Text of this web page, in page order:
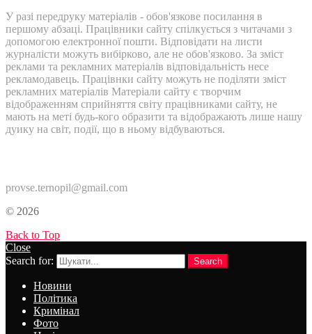
У разі передруку матеріалів - обов'язкове посилання в
першому абзаці. Працівники сайту спілкується з читачами з
допомогою електронної пошти. Відповідати на листи
журналісти можуть вибірково, але не обов'язково. За зміст
реклами та рекламних матеріалів відповідальність несе
рекламодавець. Працівнки сайту можуть не поділяти зміст
рекламних матеріалів Матеріали сайту є творчим
відображенням сприйняття світу працівниками сайту, не
мають на меті будь-кого образити та відображають лише нашу
дуику на світ, події, що в ньому відбуваються.
provse.ternopil@gmail.com
© 2026
Back to Top
Close
Search for:
Search
Новини
Політика
Кримінал
Фото